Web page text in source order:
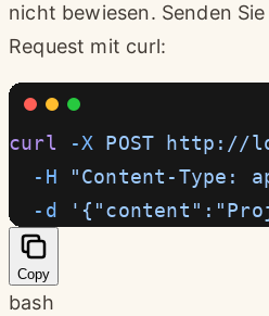
nicht bewiesen. Senden
Request mit curl:
curl -X POST http://
  -H
"Content-Type:
  -d
Copy
bash